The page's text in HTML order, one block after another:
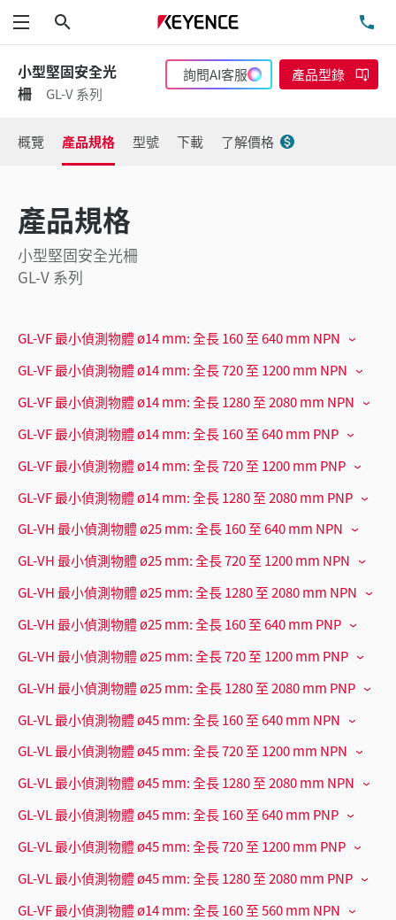
功能表
小型堅固安全光
柵
GL-V 系列
詢問AI客服 產品型錄
概覽 產品規格 型號 下載 了解價格
產品規格
小型堅固安全光柵
GL-V 系列
GL-VF 最小偵測物體 ø14 mm: 全長 160 至 640 mm NPN
GL-VF 最小偵測物體 ø14 mm: 全長 720 至 1200 mm NPN
GL-VF 最小偵測物體 ø14 mm: 全長 1280 至 2080 mm NPN
GL-VF 最小偵測物體 ø14 mm: 全長 160 至 640 mm PNP
GL-VF 最小偵測物體 ø14 mm: 全長 720 至 1200 mm PNP
GL-VF 最小偵測物體 ø14 mm: 全長 1280 至 2080 mm PNP
GL-VH 最小偵測物體 ø25 mm: 全長 160 至 640 mm NPN
GL-VH 最小偵測物體 ø25 mm: 全長 720 至 1200 mm NPN
GL-VH 最小偵測物體 ø25 mm: 全長 1280 至 2080 mm NPN
GL-VH 最小偵測物體 ø25 mm: 全長 160 至 640 mm PNP
GL-VH 最小偵測物體 ø25 mm: 全長 720 至 1200 mm PNP
GL-VH 最小偵測物體 ø25 mm: 全長 1280 至 2080 mm PNP
GL-VL 最小偵測物體 ø45 mm: 全長 160 至 640 mm NPN
GL-VL 最小偵測物體 ø45 mm: 全長 720 至 1200 mm NPN
GL-VL 最小偵測物體 ø45 mm: 全長 1280 至 2080 mm NPN
GL-VL 最小偵測物體 ø45 mm: 全長 160 至 640 mm PNP
GL-VL 最小偵測物體 ø45 mm: 全長 720 至 1200 mm PNP
GL-VL 最小偵測物體 ø45 mm: 全長 1280 至 2080 mm PNP
GL-VF 最小偵測物體 ø14 mm: 全長 160 至 560 mm NPN